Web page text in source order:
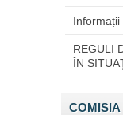
REGULI
ÎN
COMISIA